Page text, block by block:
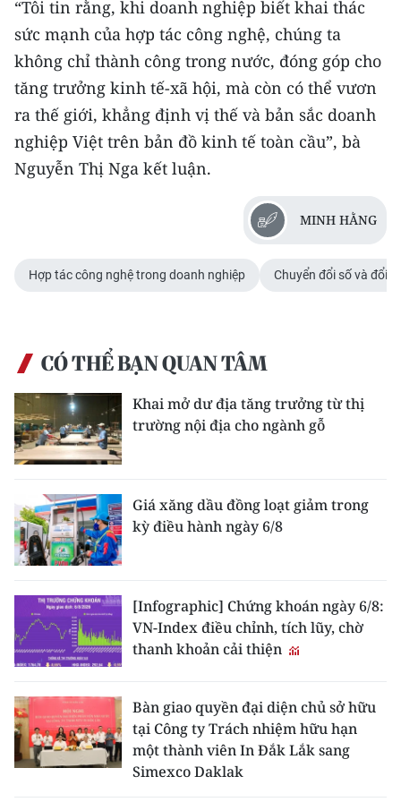
“Tôi tin rằng, khi doanh nghiệp biết khai thác
sức mạnh của hợp tác công nghệ, chúng ta
không chỉ thành công trong nước, đóng góp cho
tăng trưởng kinh tế-xã hội, mà còn có thể vươn
ra thế giới, khẳng định vị thế và bản sắc doanh
nghiệp Việt trên bản đồ kinh tế toàn cầu”, bà
Nguyễn Thị Nga kết luận.
MINH HẰNG
Hợp tác công nghệ trong doanh nghiệp Chuyển đổi số và đổi
CÓ THỂ BẠN QUAN TÂM
Khai mở dư địa tăng trưởng từ thị
trường nội địa cho ngành gỗ
Giá xăng dầu đồng loạt giảm trong
kỳ điều hành ngày 6/8
[Infographic] Chứng khoán ngày 6/8:
VN-Index điều chỉnh, tích lũy, chờ
thanh khoản cải thiện
Bàn giao quyền đại diện chủ sở hữu
tại Công ty Trách nhiệm hữu hạn
một thành viên In Đắk Lắk sang
Simexco Daklak